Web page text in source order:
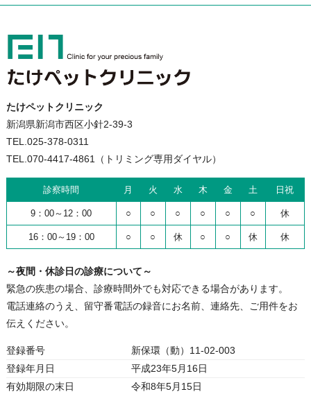
たけペットクリニック
新潟県新潟市西区小針2-39-3
TEL.025-378-0311
TEL.070-4417-4861（トリミング専用ダイヤル）
診察時間 月 火 水 木 金 土 日祝
9：00～12：00 ○ ○ ○ ○ ○ ○ 休
16：00～19：00 ○ ○ 休 ○ ○ 休 休
～夜間・休診日の診療について～
緊急の疾患の場合、診療時間外でも対応できる場合があります。
電話連絡のうえ、留守番電話の録音にお名前、連絡先、ご用件をお
伝えください。
登録番号
新保環（動）11-02-003
登録年月日
平成23年5月16日
有効期限の末日
令和8年5月15日